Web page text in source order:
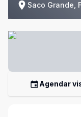
Saco Grande,
Agendar